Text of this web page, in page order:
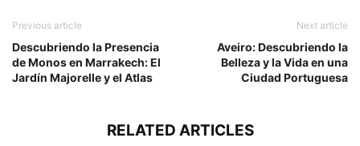
Previous article
Descubriendo la Presencia
de Monos en Marrakech: El
Jardín Majorelle y el Atlas
Next article
Aveiro: Descubriendo la
Belleza y la Vida en una
Ciudad Portuguesa
RELATED ARTICLES